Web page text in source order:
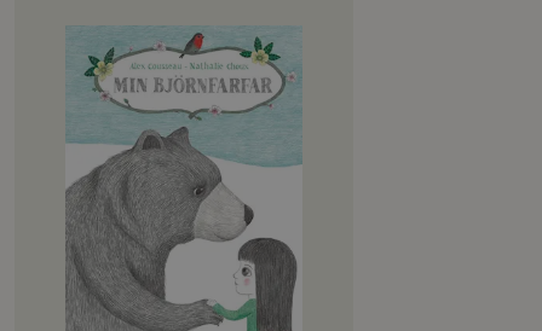
OM BOKEN
Farfar har just dött. Den lilla flickan
älskade honom så mycket. Hon
drömmer ett äventyr där farfar blir
en björn. De ger sig ut för att leta
efter våren tillsammans och går in i
den djupa skogen där snön ännu
ligger vit. Björnfarfar gräver sig ner
till underjorden där de följer en
mullvad in i gångarna. Där nere
stannar farfar kvar men flickan
skyndar tillbaka till värmen, till
livet. När våren kommer blir